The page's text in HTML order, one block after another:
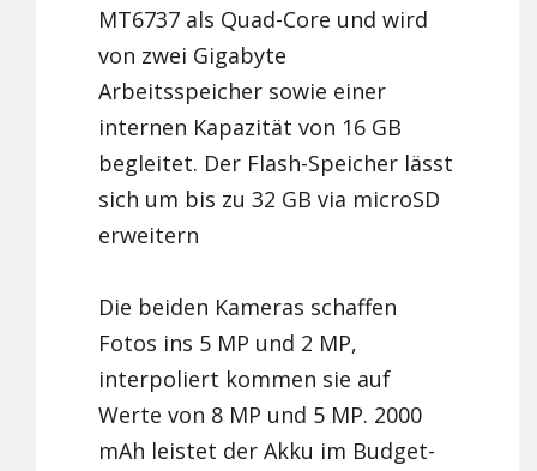
MT6737 als Quad-Core und wird
von zwei Gigabyte
Arbeitsspeicher sowie einer
internen Kapazität von 16 GB
begleitet. Der Flash-Speicher lässt
sich um bis zu 32 GB via microSD
erweitern
Die beiden Kameras schaffen
Fotos ins 5 MP und 2 MP,
interpoliert kommen sie auf
Werte von 8 MP und 5 MP. 2000
mAh leistet der Akku im Budget-